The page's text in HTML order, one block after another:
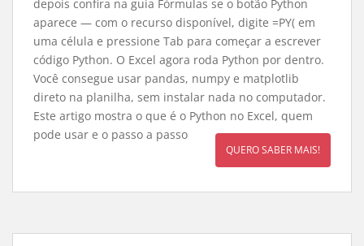
depois confira na guia Fórmulas se o botão Python
aparece — com o recurso disponível, digite =PY( em
uma célula e pressione Tab para começar a escrever
código Python. O Excel agora roda Python por dentro.
Você consegue usar pandas, numpy e matplotlib
direto na planilha, sem instalar nada no computador.
Este artigo mostra o que é o Python no Excel, quem
pode usar e o passo a passo
QUERO SABER MAIS!